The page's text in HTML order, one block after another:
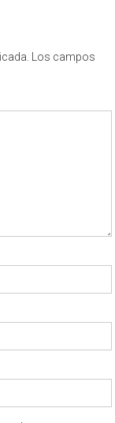
Los campos